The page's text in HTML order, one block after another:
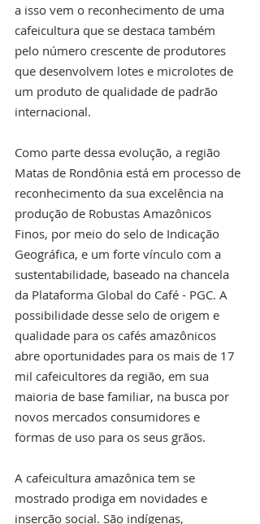
a isso vem o reconhecimento de uma
cafeicultura que se destaca também
pelo número crescente de produtores
que desenvolvem lotes e microlotes de
um produto de qualidade de padrão
internacional.
Como parte dessa evolução, a região
Matas de Rondônia está em processo de
reconhecimento da sua excelência na
produção de Robustas Amazônicos
Finos, por meio do selo de Indicação
Geográfica, e um forte vínculo com a
sustentabilidade, baseado na chancela
da Plataforma Global do Café - PGC. A
possibilidade desse selo de origem e
qualidade para os cafés amazônicos
abre oportunidades para os mais de 17
mil cafeicultores da região, em sua
maioria de base familiar, na busca por
novos mercados consumidores e
formas de uso para os seus grãos.
A cafeicultura amazônica tem se
mostrado prodiga em novidades e
inserção social. São indígenas,